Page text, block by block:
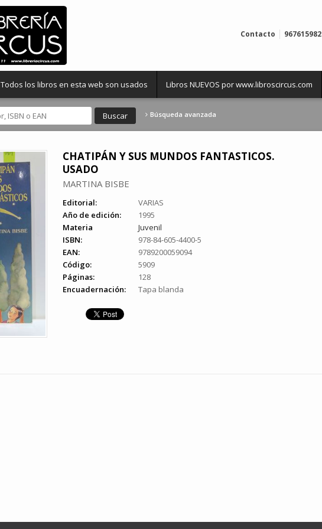
Contacto 967615982
Todos los libros en esta web son usados Libros NUEVOS por www.libroscircus.com
Búsqueda avanzada
CHATIPÁN Y SUS MUNDOS FANTASTICOS.
USADO
MARTINA BISBE
Editorial:
VARIAS
Año de edición:
1995
Materia
Juvenil
ISBN:
978-84-605-4400-5
EAN:
9789200059094
Código:
5909
Páginas:
128
Encuadernación:
Tapa blanda